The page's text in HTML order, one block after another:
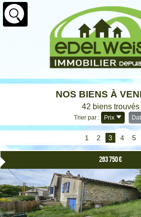
NOS BIENS À
42 biens trouvés
Trier par : Prix
1 2 3 4 5
263 750 €